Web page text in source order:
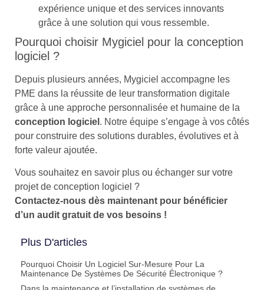
expérience unique et des services innovants
grâce à une solution qui vous ressemble.
Pourquoi choisir Mygiciel pour la conception
logiciel ?
Depuis plusieurs années, Mygiciel accompagne les
PME dans la réussite de leur transformation digitale
grâce à une approche personnalisée et humaine de la
conception logiciel . Notre équipe s’engage à vos côtés
pour construire des solutions durables, évolutives et à
forte valeur ajoutée.
Vous souhaitez en savoir plus ou échanger sur votre
projet de conception logiciel ?
Contactez-nous dès maintenant pour bénéficier
d’un audit gratuit de vos besoins !
Plus D'articles
Pourquoi Choisir Un Logiciel Sur-Mesure Pour La
Maintenance De Systèmes De Sécurité Électronique ?
Dans la maintenance et l’installation de systèmes de